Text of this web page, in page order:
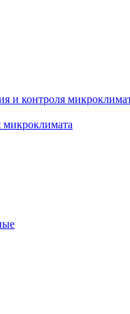
и контроля
микроклимата